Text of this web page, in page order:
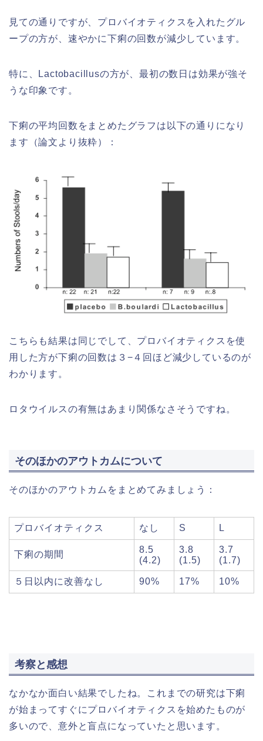
見ての通りですが、プロバイオティクスを入れたグル
ープの方が、速やかに下痢の回数が減少しています。
特に、Lactobacillusの方が、最初の数日は効果が強そ
うな印象です。
下痢の平均回数をまとめたグラフは以下の通りになり
ます（論文より抜粋）：
こちらも結果は同じでして、プロバイオティクスを使
用した方が下痢の回数は３−４回ほど減少しているのが
わかります。
ロタウイルスの有無はあまり関係なさそうですね。
そのほかのアウトカムについて
そのほかのアウトカムをまとめてみましょう：
プロバイオティクス なし S L
下痢の期間
8.5
(4.2)
3.8
(1.5)
3.7
(1.7)
５日以内に改善なし 90% 17% 10%
考察と感想
なかなか面白い結果でしたね。これまでの研究は下痢
が始まってすぐにプロバイオティクスを始めたものが
多いので、意外と盲点になっていたと思います。